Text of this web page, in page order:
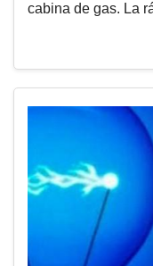
cabina de gas. La